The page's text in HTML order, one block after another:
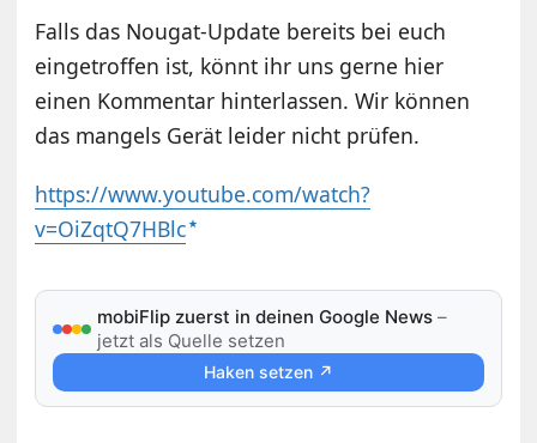
Falls das Nougat-Update bereits bei euch
eingetroffen ist, könnt ihr uns gerne hier
einen Kommentar hinterlassen. Wir können
das mangels Gerät leider nicht prüfen.
https://www.youtube.com/watch?
v=OiZqtQ7HBlc
mobiFlip zuerst in deinen Google News –
jetzt als Quelle setzen
Haken setzen ↗